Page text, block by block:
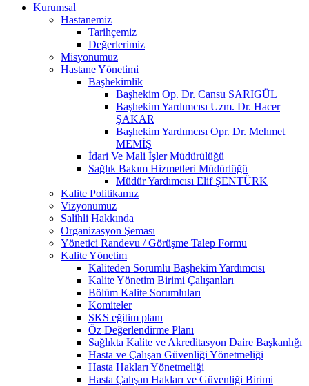
Kurumsal
Hastanemiz
Tarihçemiz
Değerlerimiz
Misyonumuz
Hastane Yönetimi
Başhekimlik
Başhekim Op. Dr. Cansu SARIGÜL
Başhekim Yardımcısı Uzm. Dr. Hacer
ŞAKAR
Başhekim Yardımcısı Opr. Dr. Mehmet
MEMİŞ
İdari Ve Mali İşler Müdürülüğü
Sağlık Bakım Hizmetleri Müdürlüğü
Müdür Yardımcısı Elif ŞENTÜRK
Kalite Politikamız
Vizyonumuz
Salihli Hakkında
Organizasyon Şeması
Yönetici Randevu / Görüşme Talep Formu
Kalite Yönetim
Kaliteden Sorumlu Başhekim Yardımcısı
Kalite Yönetim Birimi Çalışanları
Bölüm Kalite Sorumluları
Komiteler
SKS eğitim planı
Öz Değerlendirme Planı
Sağlıkta Kalite ve Akreditasyon Daire Başkanlığı
Hasta ve Çalışan Güvenliği Yönetmeliği
Hasta Hakları Yönetmeliği
Hasta Çalışan Hakları ve Güvenliği Birimi